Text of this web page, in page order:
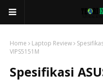
Home Laptop Review
VIPS5151M
Spesifikasi